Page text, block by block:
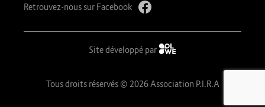
Retrouvez-nous sur Facebook
Site développé par
Tous droits réservés © 2026 Association P.I.R.A